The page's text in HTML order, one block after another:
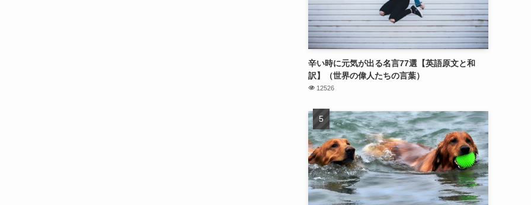
辛い時に元気が出る名言77選【英語原文と和
訳】（世界の偉人たちの言葉）
12526